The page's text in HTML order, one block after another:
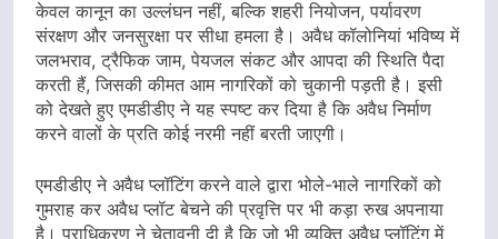
केवल कानून का उल्लंघन नहीं, बल्कि शहरी नियोजन, पर्यावरण
संरक्षण और जनसुरक्षा पर सीधा हमला है। अवैध कॉलोनियां भविष्य में
जलभराव, ट्रैफिक जाम, पेयजल संकट और आपदा की स्थिति पैदा
करती हैं, जिसकी कीमत आम नागरिकों को चुकानी पड़ती है। इसी
को देखते हुए एमडीडीए ने यह स्पष्ट कर दिया है कि अवैध निर्माण
करने वालों के प्रति कोई नरमी नहीं बरती जाएगी।
एमडीडीए ने अवैध प्लॉटिंग करने वाले द्वारा भोले-भाले नागरिकों को
गुमराह कर अवैध प्लॉट बेचने की प्रवृत्ति पर भी कड़ा रुख अपनाया
है। प्राधिकरण ने चेतावनी दी है कि जो भी व्यक्ति अवैध प्लॉटिंग में